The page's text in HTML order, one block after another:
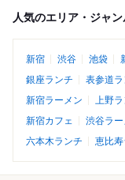
人気のエリア・ジャン
新宿 渋谷 池袋
銀座ランチ
表参道ラ
新宿ラーメン
上野ラ
新宿カフェ
渋谷ラー
六本木ランチ
恵比